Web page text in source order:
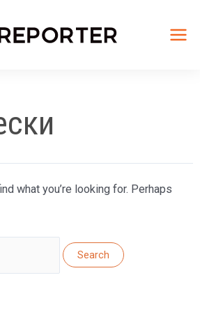
what you’re looking for. Perhaps